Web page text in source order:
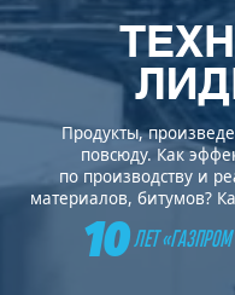
Продукты,
повсюду. Как
по производству и
материалов, битумов?
10 ЛЕТ
Газпромнефть — смазочные
материалы